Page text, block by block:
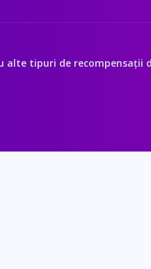
alte tipuri de recompensații